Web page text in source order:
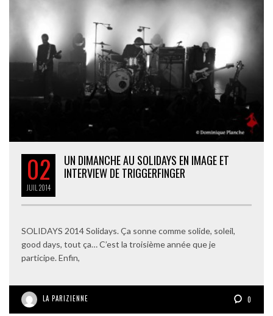
02
JUIL 2014
UN DIMANCHE AU SOLIDAYS EN IMAGE ET
INTERVIEW DE TRIGGERFINGER
SOLIDAYS 2014 Solidays. Ça sonne comme solide, soleil,
good days, tout ça… C’est la troisième année que je
participe. Enfin,
LA PARIZIENNE 0